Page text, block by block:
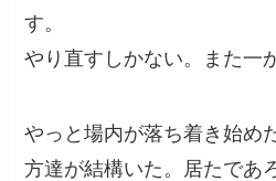
す。
やり直すしかない。また一
やっと場内が落ち着き始め
方達が結構いた。居たであ